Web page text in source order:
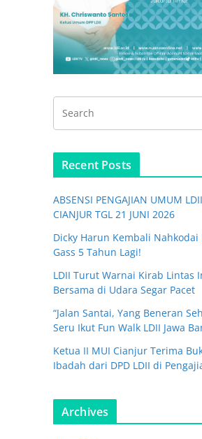
Recent Posts
ABSENSI PENGAJIAN UMUM
CIANJUR TGL 21 JUNI 2026
Dicky Harun Kembali Nahkodai
Gass 5 Tahun Lagi!
LDII Turut Warnai Kirab Lintas
Bersama di Udara Segar Pacet
“Jalan Santai, Yang Beneran
Seru Ikut Fun Walk LDII Jawa
Ketua II MUI Cianjur Terima
Ibadah dari DPD LDII di
Archives